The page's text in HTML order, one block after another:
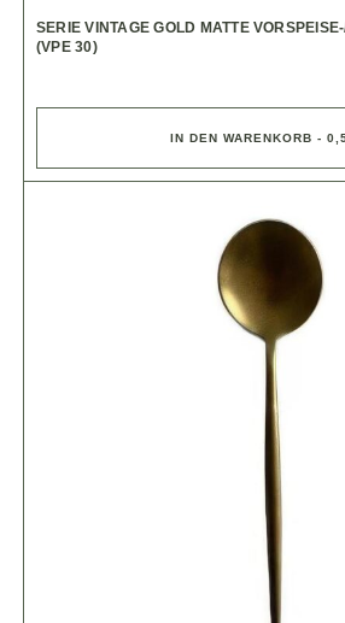
SERIE VINTAGE GOLD MATTE
(VPE 30)
IN DEN WARENKORB -